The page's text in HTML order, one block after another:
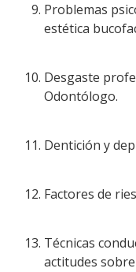
Problemas
estética
Desgaste
Odontólogo.
Dentición y
Factores de
Técnicas
actitudes